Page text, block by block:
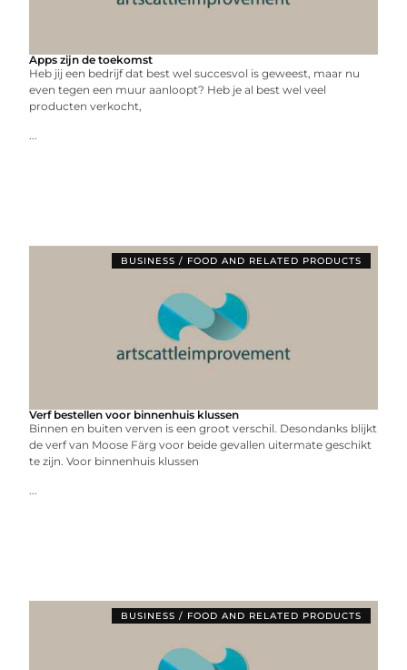
Apps zijn de toekomst
Heb jij een bedrijf dat best wel succesvol is geweest, maar nu
even tegen een muur aanloopt? Heb je al best wel veel
producten verkocht,
...
BUSINESS / FOOD AND RELATED PRODUCTS
Verf bestellen voor binnenhuis klussen
Binnen en buiten verven is een groot verschil. Desondanks blijkt
de verf van Moose Färg voor beide gevallen uitermate geschikt
te zijn. Voor binnenhuis klussen
...
BUSINESS / FOOD AND RELATED PRODUCTS